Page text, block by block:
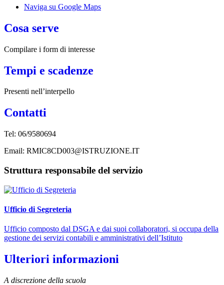
Naviga su Google Maps
Cosa serve
Compilare i form di interesse
Tempi e scadenze
Presenti nell’interpello
Contatti
Tel: 06/9580694
Email: RMIC8CD003@ISTRUZIONE.IT
Struttura responsabile del servizio
Ufficio di Segreteria
Ufficio composto dal DSGA e dai suoi collaboratori, si occupa della
gestione dei servizi contabili e amministrativi dell’Istituto
Ulteriori informazioni
A discrezione della scuola